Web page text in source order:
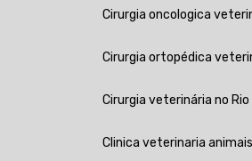
Cirurgia oncologica
Cirurgia ortopédica
Cirurgia veterinária no
Clinica veterinaria